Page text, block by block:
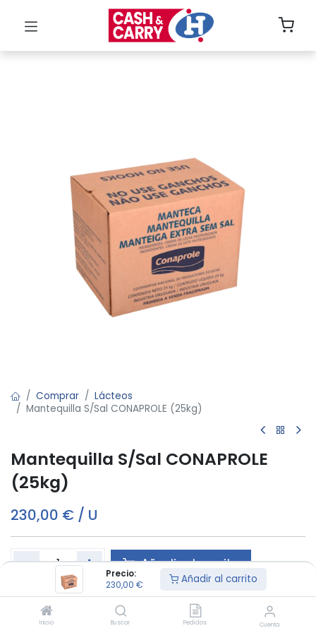
Precio:
230,00 € Añadir al carrito
Inicio Buscar Pedidos Cuenta
Comprar
Lácteos
Mantequilla S/Sal CONAPROLE (25kg)
Mantequilla S/Sal CONAPROLE
(25kg)
230,00 € / U
Añadir al carrito
Este producto es vendido en ud.